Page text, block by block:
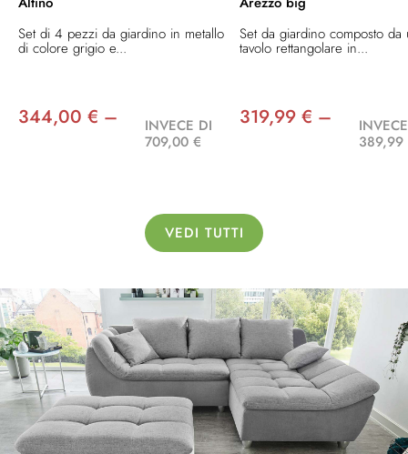
Set di 4 pezzi da giardino in metallo
di colore grigio e...
344,00 € –
INVECE DI
709,00 €
Set da giardino composto da
tavolo rettangolare in...
319,99 € –
389,99
VEDI TUTTI